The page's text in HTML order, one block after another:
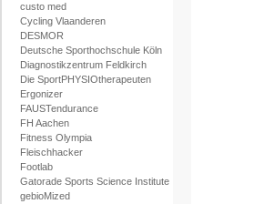
custo med
Cycling Vlaanderen
DESMOR
Deutsche Sporthochschule Köln
Diagnostikzentrum Feldkirch
Die SportPHYSIOtherapeuten
Ergonizer
FAUSTendurance
FH Aachen
Fitness Olympia
Fleischhacker
Footlab
Gatorade Sports Science Institute
gebioMized